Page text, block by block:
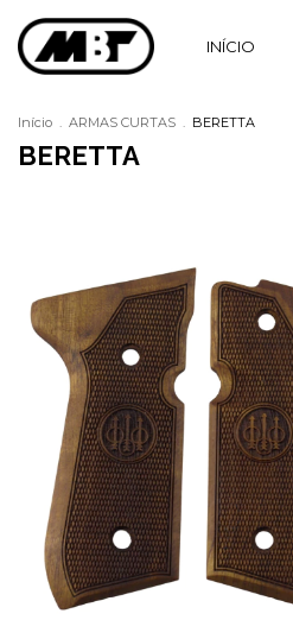
INÍCIO
Início . ARMAS CURTAS . BERETTA
BERETTA